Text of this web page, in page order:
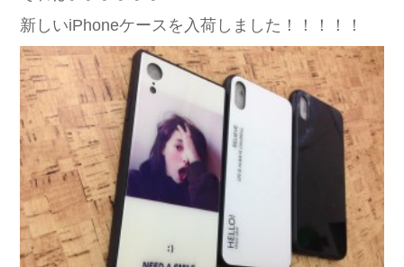
新しいiPhoneケース を入荷しました！！！！！